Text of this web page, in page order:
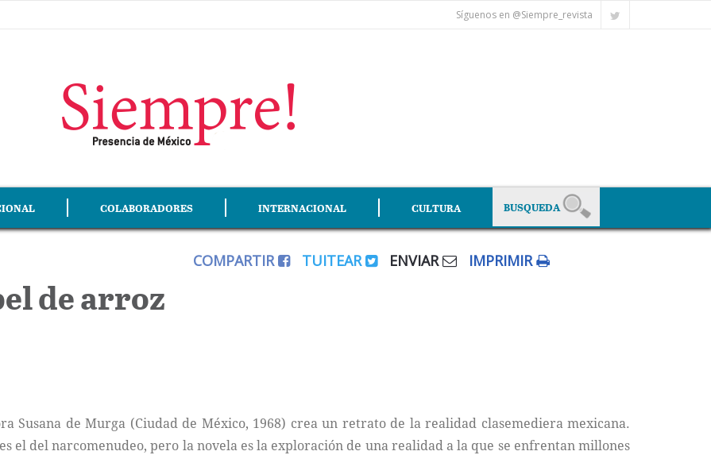
Síguenos en @Siempre_revista
COLABORADORES INTERNACIONAL CULTURA
COMPARTIR TUITEAR ENVIAR IMPRIMIR
de arroz
Susana de Murga (Ciudad de México, 1968) crea un retrato de la realidad clasemediera mexicana.
el del narcomenudeo, pero la novela es la exploración de una realidad a la que se enfrentan millones